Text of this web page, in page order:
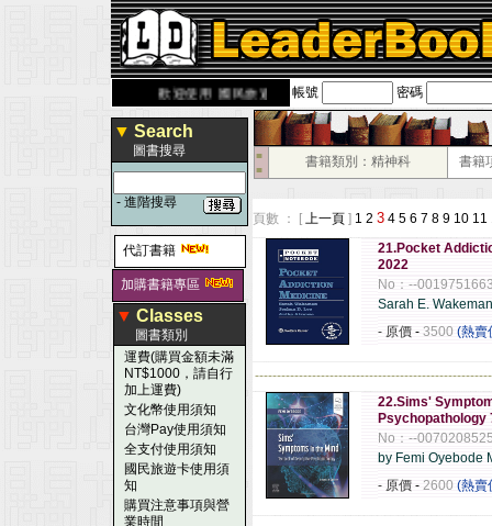
歡迎使用 國民旅遊卡！！ 帳號 密碼
▼ Search
圖書搜尋
- 進階搜尋
代訂書籍
加購書籍專區
▼ Classes
圖書類別
運費(購買金額未滿
NT$1000，請自行
加上運費)
文化幣使用須知
台灣Pay使用須知
全支付使用須知
國民旅遊卡使用須
知
購買注意事項與營
業時間
■
■
書籍類別：精神科 書籍
頁數 ： [ 上一頁 ] 1 2 3 4 5 6 7 8 9 10 11
21.Pocket
2022
No：--
Sarah E.
- 原價 - 3500 (熱賣
22.Sims'
Psychopathology
No：--
by Femi Oyebode
- 原價 - 2600 (熱賣